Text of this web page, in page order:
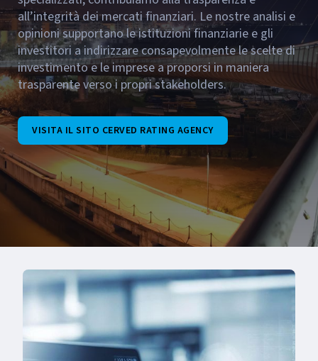
all’integrità dei mercati finanziari. Le nostre analisi e
opinioni supportano le istituzioni finanziarie e gli
investitori a indirizzare consapevolmente le scelte di
investimento e le imprese a proporsi in maniera
trasparente verso i propri stakeholders.
VISITA IL SITO CERVED RATING AGENCY